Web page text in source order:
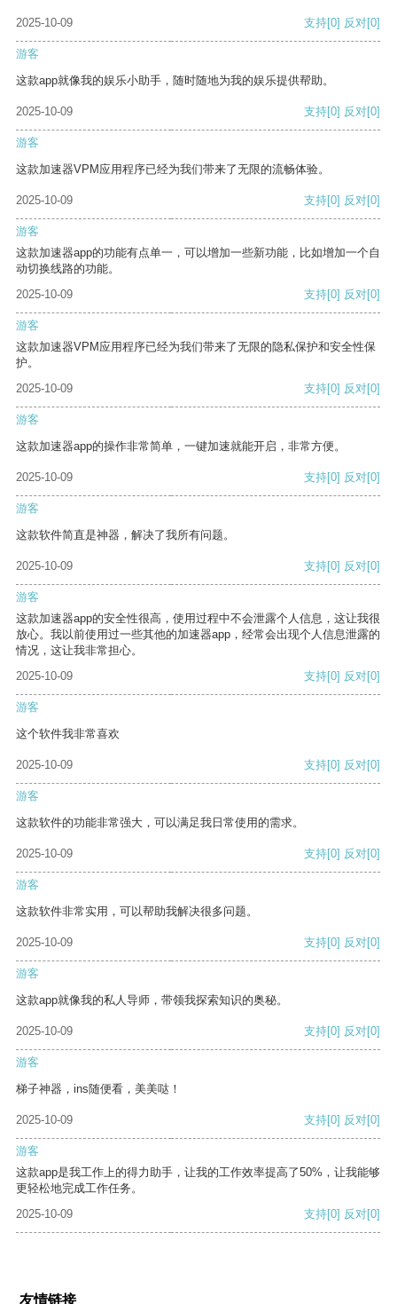
2025-10-09 支持[0] 反对[0]
游客
这款app就像我的娱乐小助手，随时随地为我的娱乐提供帮助。
2025-10-09 支持[0] 反对[0]
游客
这款加速器VPM应用程序已经为我们带来了无限的流畅体验。
2025-10-09 支持[0] 反对[0]
游客
这款加速器app的功能有点单一，可以增加一些新功能，比如增加一个自
动切换线路的功能。
2025-10-09
支持[0] 反对[0]
游客
这款加速器VPM应用程序已经为我们带来了无限的隐私保护和安全性保
护。
2025-10-09
支持[0] 反对[0]
游客
这款加速器app的操作非常简单，一键加速就能开启，非常方便。
2025-10-09 支持[0] 反对[0]
游客
这款软件简直是神器，解决了我所有问题。
2025-10-09 支持[0] 反对[0]
游客
这款加速器app的安全性很高，使用过程中不会泄露个人信息，这让我很
放心。我以前使用过一些其他的加速器app，经常会出现个人信息泄露的
情况，这让我非常担心。
2025-10-09
支持[0] 反对[0]
游客
这个软件我非常喜欢
2025-10-09 支持[0] 反对[0]
游客
这款软件的功能非常强大，可以满足我日常使用的需求。
2025-10-09 支持[0] 反对[0]
游客
这款软件非常实用，可以帮助我解决很多问题。
2025-10-09 支持[0] 反对[0]
游客
这款app就像我的私人导师，带领我探索知识的奥秘。
2025-10-09 支持[0] 反对[0]
游客
梯子神器，ins随便看，美美哒！
2025-10-09 支持[0] 反对[0]
游客
这款app是我工作上的得力助手，让我的工作效率提高了50%，让我能够
更轻松地完成工作任务。
2025-10-09
支持[0] 反对[0]
友情链接